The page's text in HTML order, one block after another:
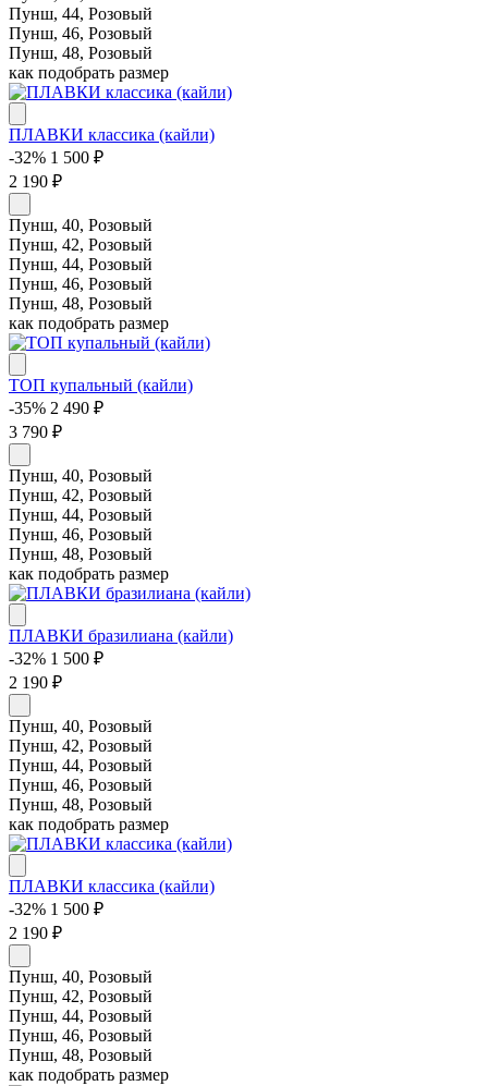
Пунш, 44, Розовый
Пунш, 46, Розовый
Пунш, 48, Розовый
как подобрать размер
ПЛАВКИ классика (кайли)
-32% 1 500 ₽
2 190 ₽
Пунш, 40, Розовый
Пунш, 42, Розовый
Пунш, 44, Розовый
Пунш, 46, Розовый
Пунш, 48, Розовый
как подобрать размер
ТОП купальный (кайли)
-35% 2 490 ₽
3 790 ₽
Пунш, 40, Розовый
Пунш, 42, Розовый
Пунш, 44, Розовый
Пунш, 46, Розовый
Пунш, 48, Розовый
как подобрать размер
ПЛАВКИ бразилиана (кайли)
-32% 1 500 ₽
2 190 ₽
Пунш, 40, Розовый
Пунш, 42, Розовый
Пунш, 44, Розовый
Пунш, 46, Розовый
Пунш, 48, Розовый
как подобрать размер
ПЛАВКИ классика (кайли)
-32% 1 500 ₽
2 190 ₽
Пунш, 40, Розовый
Пунш, 42, Розовый
Пунш, 44, Розовый
Пунш, 46, Розовый
Пунш, 48, Розовый
как подобрать размер